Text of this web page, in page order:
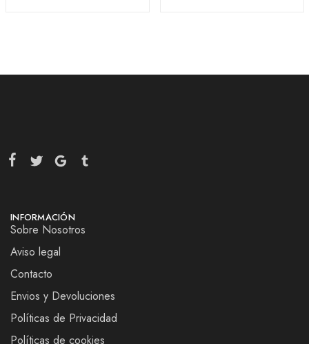
INFORMACIÓN
Sobre Nosotros
Aviso legal
Contacto
Envios y Devoluciones
Políticas de Privacidad
Políticas de cookies